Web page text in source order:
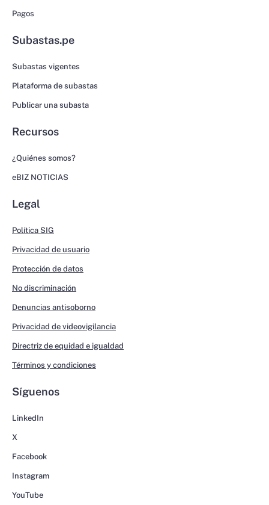
Pagos
Subastas.pe
Subastas vigentes
Plataforma de subastas
Publicar una subasta
Recursos
¿Quiénes somos?
eBIZ NOTICIAS
Legal
Política SIG
Privacidad de usuario
Protección de datos
No discriminación
Denuncias antisoborno
Privacidad de videovigilancia
Directriz de equidad e igualdad
Términos y condiciones
Síguenos
LinkedIn
X
Facebook
Instagram
YouTube